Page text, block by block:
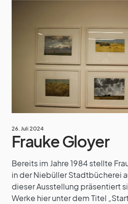
26. Juli 2024
Frauke Gloyer
Bereits im Jahre 1984 stellte
in der Niebüller Stadtbücherei
dieser Ausstellung präsentiert
Werke hier unter dem Titel